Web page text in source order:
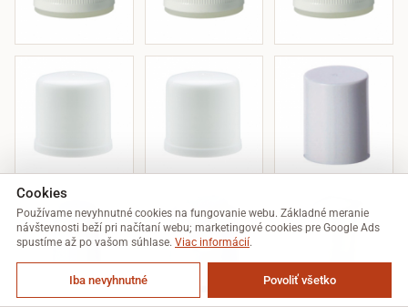
Cookies
Používame nevyhnutné cookies na fungovanie webu. Základné meranie
návštevnosti beží pri načítaní webu; marketingové cookies pre Google Ads
spustíme až po vašom súhlase. Viac informácií.
Iba nevyhnutné Povoliť všetko